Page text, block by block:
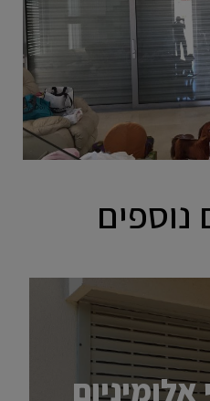
נוספים
אלומיניום